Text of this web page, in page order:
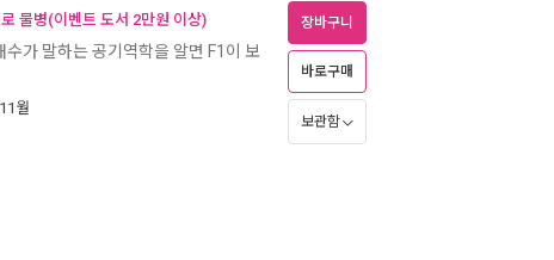
물병(이벤트 도서 2만원 이상)
수가 말하는 공기역학을 알면 F1이 보
월
장바구니
바로구매
보관함